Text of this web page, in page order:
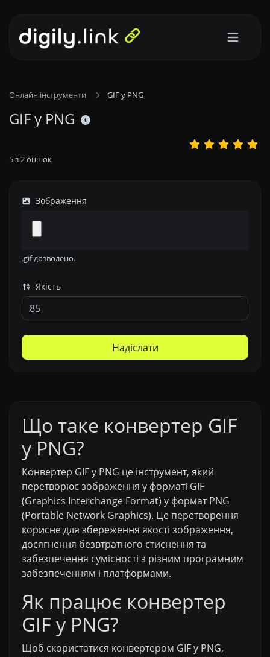
Онлайн інструменти GIF у PNG
GIF у PNG
5з2оцінок
Зображення
.gif дозволено.
Якість
Надіслати
Що таке конвертер GIF
у PNG?
Конвертер GIF у PNG це інструмент, який
перетворює зображення у форматі GIF
(Graphics Interchange Format) у формат PNG
(Portable Network Graphics). Це перетворення
корисне для збереження якості зображення,
досягнення безвтратного стиснення та
забезпечення сумісності з різним програмним
забезпеченням і платформами.
Як працює конвертер
GIF у PNG?
Щоб скористатися конвертером GIF у PNG,